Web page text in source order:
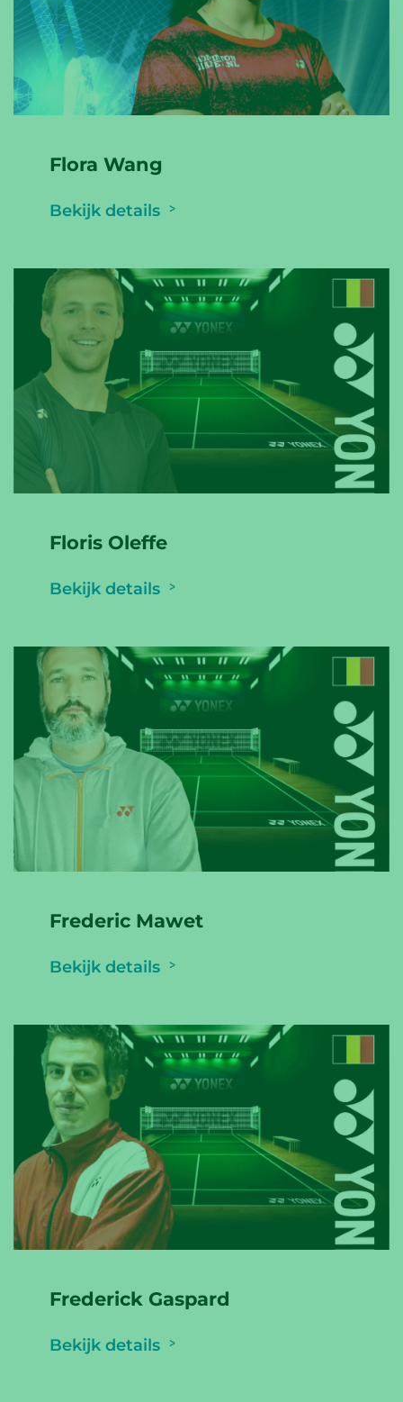
Flora Wang
Bekijk details
Floris Oleffe
Bekijk details
Frederic Mawet
Bekijk details
Frederick Gaspard
Bekijk details